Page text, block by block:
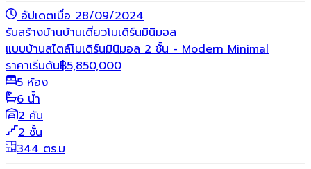
อัปเดตเมื่อ 28/09/2024
รับสร้างบ้านบ้านเดี่ยวโมเดิร์นมินิมอล
แบบบ้านสไตล์โมเดิร์นมินิมอล 2 ชั้น - Modern Minimal
ราคาเริ่มต้น฿5,850,000
5 ห้อง
6 น้ำ
2 คัน
2 ชั้น
344 ตร.ม